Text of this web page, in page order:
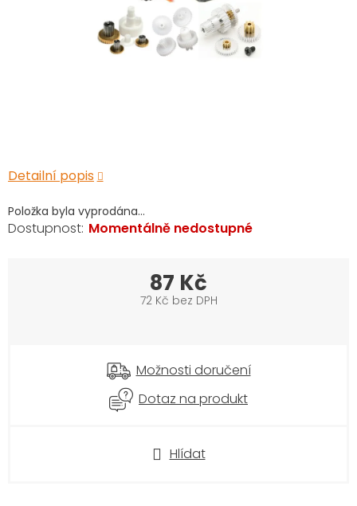
Položka byla vyprodána…
Detailní popis
Hlídat
Momentálně nedostupné
87 Kč
72 Kč bez DPH
Možnosti doručení
Dotaz na produkt